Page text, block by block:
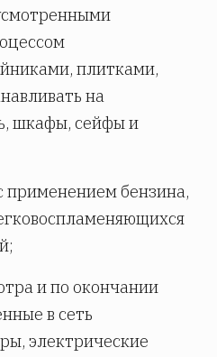
плитками,
на
шкафы, сейфы и
применением бензина,
и по окончании
в сеть
электрические